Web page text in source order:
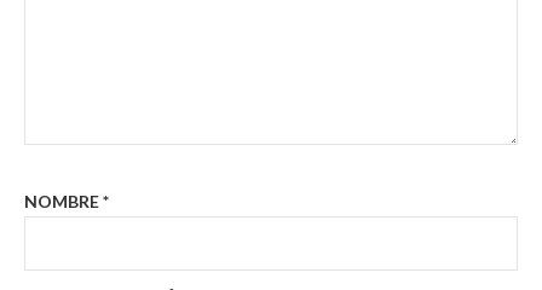
NOMBRE*